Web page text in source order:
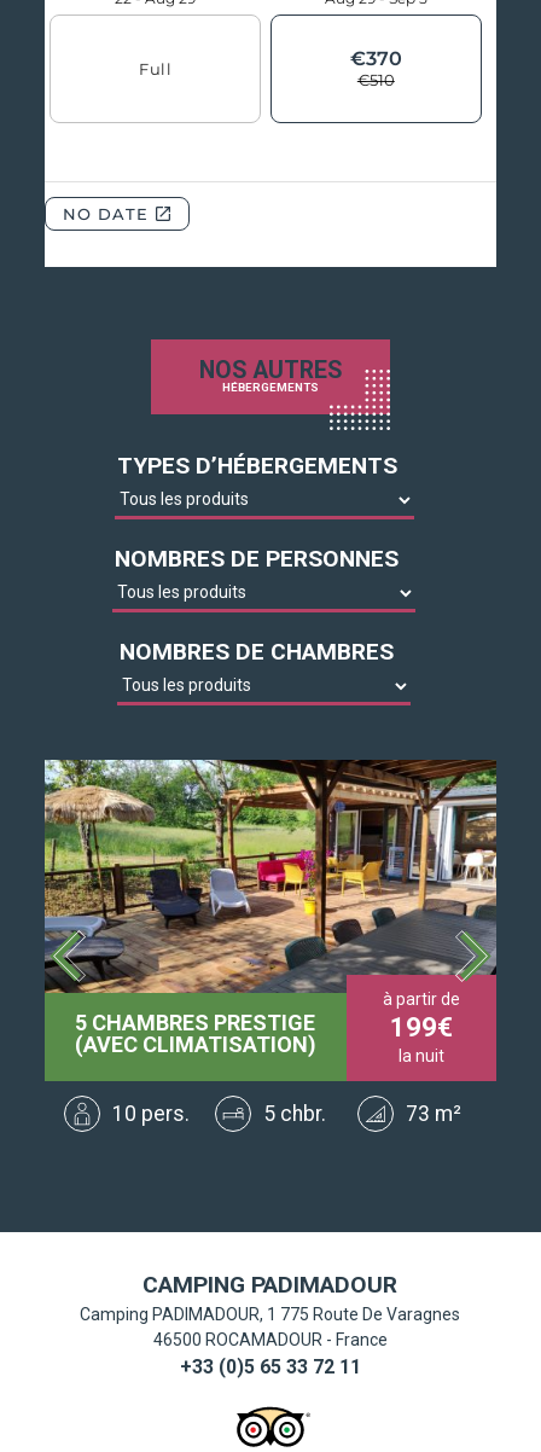
NOS AUTRES
HÉBERGEMENTS
TYPES D’HÉBERGEMENTS
NOMBRES DE PERSONNES
NOMBRES DE CHAMBRES
5 CHAMBRES PRESTIGE
(AVEC CLIMATISATION)
à partir de
199
la nuit
10 pers. 5 chbr. 73 m²
CAMPING PADIMADOUR
Camping PADIMADOUR, 1 775 Route De Varagnes
46500 ROCAMADOUR - France
+33 (0)5 65 33 72 11